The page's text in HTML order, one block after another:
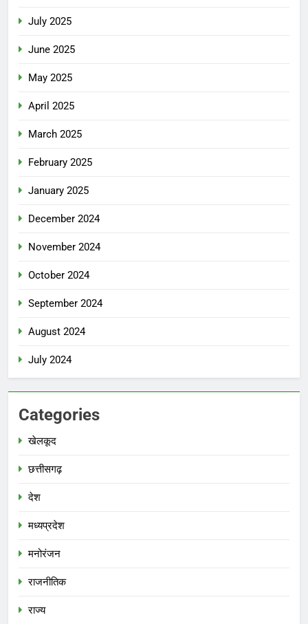
July 2025
June 2025
May 2025
April 2025
March 2025
February 2025
January 2025
December 2024
November 2024
October 2024
September 2024
August 2024
July 2024
Categories
खेलकूद
छत्तीसगढ़
देश
मध्‍यप्रदेश
मनोरंजन
राजनीतिक
राज्य